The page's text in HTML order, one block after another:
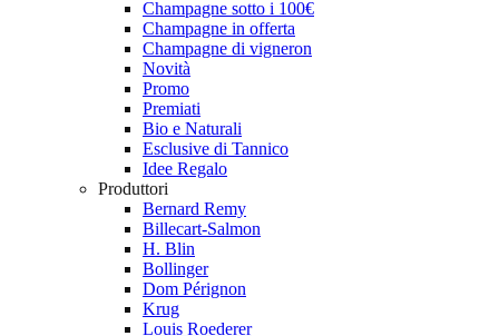
Champagne sotto i 100€
Champagne in offerta
Champagne di vigneron
Novità
Promo
Premiati
Bio e Naturali
Esclusive di Tannico
Idee Regalo
Produttori
Bernard Remy
Billecart-Salmon
H. Blin
Bollinger
Dom Pérignon
Krug
Louis Roederer